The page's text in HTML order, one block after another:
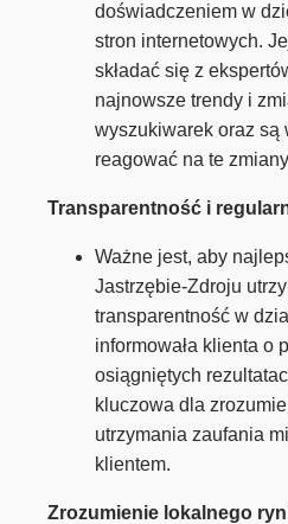
doświadczeniem w
stron internetowych.
składać się z
najnowsze trendy i
wyszukiwarek oraz są
reagować na te
Transparentność i
Ważne jest, aby
Jastrzębie-Zdroju
transparentność w
informowała klienta o
osiągniętych
kluczowa dla
utrzymania zaufania
klientem.
Zrozumienie lokalnego